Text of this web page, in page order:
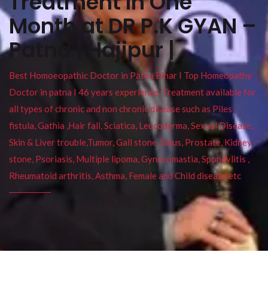
Month at DR P.K GYAN –
Patna | Hajipur |
Best Homoeopathic Doctor in Patna Bihar I Top Homeopathy
Doctor in patna I 46 years experience. Treatment available for
all types of chronic and non chronic disease such as Piles ,
fistula, Gathia ,Hair fall, Sciatica, Leucoderma, Sexual Disease,
Skin & Liver trouble,Tumor, Gall stone, Sinus, Prostate, Kidney
stone, Psoriasis, Multiple lipoma, Gynecomastia, Spondylitis ,
Rheumatoid arthritis, Asthma, Female and Child disease etc